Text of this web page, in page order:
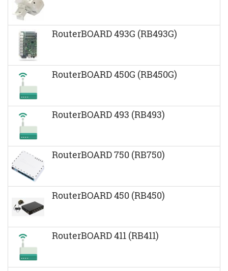
RouterBOARD 493G (RB493G)
RouterBOARD 450G (RB450G)
RouterBOARD 493 (RB493)
RouterBOARD 750 (RB750)
RouterBOARD 450 (RB450)
RouterBOARD 411 (RB411)